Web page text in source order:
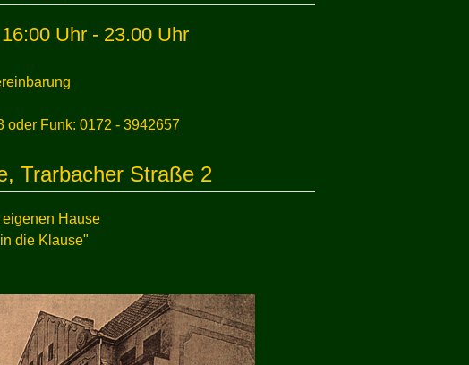
Uhr - 23.00 Uhr
oder Funk: 0172 - 3942657
Trarbacher Straße 2
Hause
die Klause"